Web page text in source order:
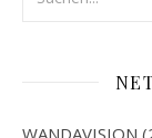
WANDAVISION